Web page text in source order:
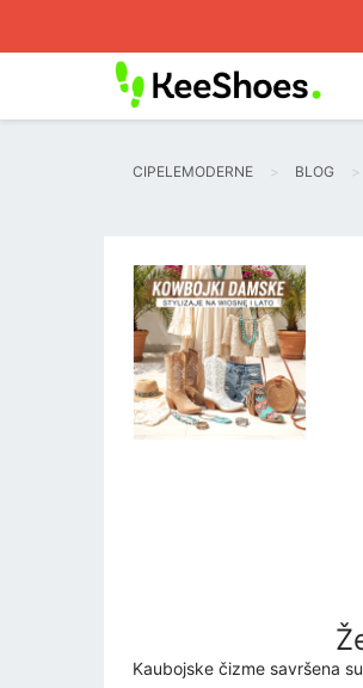
CIPELEMODERNE BLOG
Kaubojske čizme savršena